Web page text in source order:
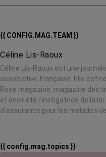
{{ CONFIG.MAG.TEAM }}
Céline Lis-Raoux
Céline Lis-Raoux est une
associative française. Elle est
Rose magazine, magazine
et avoir été l’instigatrice de la
d’assurance pour les malades
{{ config.mag.topics }}